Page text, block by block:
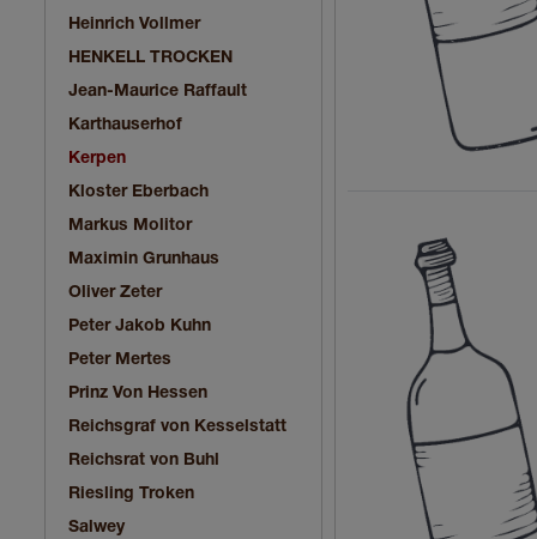
Heinrich Vollmer
HENKELL TROCKEN
Jean-Maurice Raffault
Karthauserhof
Kerpen
Kloster Eberbach
Markus Molitor
Maximin Grunhaus
Oliver Zeter
Peter Jakob Kuhn
Peter Mertes
Prinz Von Hessen
Reichsgraf von Kesselstatt
Reichsrat von Buhl
Riesling Troken
Salwey